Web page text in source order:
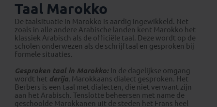
Taal Marokko
De taalsituatie in Marokko is aardig ingewikkeld. Net
zoals in alle andere Arabische landen kent Marokko het
klassiek Arabisch als de officiële taal. Deze wordt op de
scholen onderwezen als de schrijftaal en gesproken bij
formele situaties.
Gesproken taal in Marokko: In de dagelijkse omgang
wordt het derija, Marokkaans dialect gesproken. Het
Berbers is een taal met dialecten, die niet verwant zijn
aan het Arabisch. Tenslotte beheersen met name de
geschoolde Marokkanen uit de steden het Frans heel